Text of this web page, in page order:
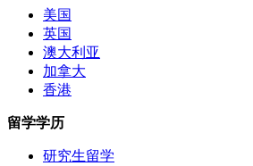
美国
英国
澳大利亚
加拿大
香港
留学学历
研究生留学